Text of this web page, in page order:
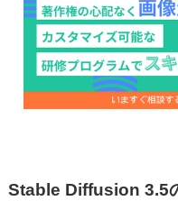
Stable Diffusion 3.5